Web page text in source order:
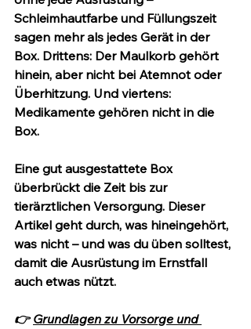
Schleimhautfarbe und Füllungszeit
sagen mehr als jedes Gerät in der
Box. Drittens: Der Maulkorb gehört
hinein, aber nicht bei Atemnot oder
Überhitzung. Und viertens:
Medikamente gehören nicht in die
Box.
Eine gut ausgestattete Box
überbrückt die Zeit bis zur
tierärztlichen Versorgung. Dieser
Artikel geht durch, was hineingehört,
was nicht – und was du üben solltest,
damit die Ausrüstung im Ernstfall
auch etwas nützt.
👉 Grundlagen zu Vorsorge und